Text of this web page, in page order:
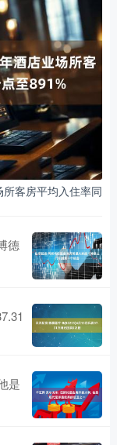
客房平均入住率同
德
是